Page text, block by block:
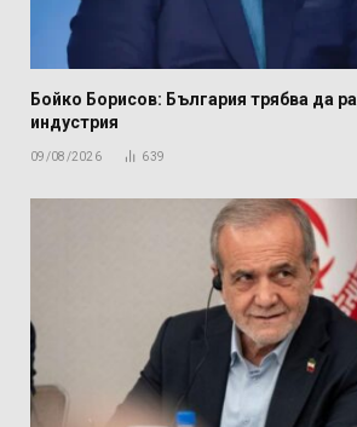
Бойко Борисов: България трябва да
индустрия
09/08/2026 639